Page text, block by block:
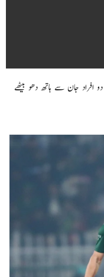
جان سے ہاتھ دھو بیٹھے